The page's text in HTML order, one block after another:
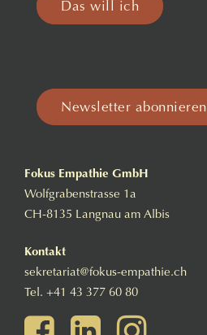
Das will ich
Newsletter abonnieren
Fokus Empathie GmbH
Wolfgrabenstrasse 1a
CH-8135 Langnau am Albis
Kontakt
sekretariat@fokus-empathie.ch
Tel. +41 43 377 60 80